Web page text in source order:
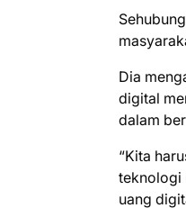
Dia
digital
dalam
“Kita
teknologi
uang